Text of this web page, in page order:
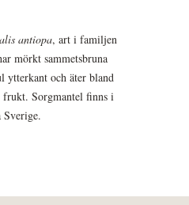
antiopa, art i familjen
mörkt sammetsbruna
ytterkant och äter bland
frukt. Sorgmantel finns i
Sverige.